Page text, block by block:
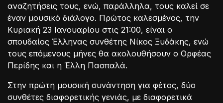
αναζητήσεις τους, ενώ, παράλληλα, τους καλεί σε
έναν μουσικό διάλογο. Πρώτος καλεσμένος, την
Κυριακή 23 Ιανουαρίου στις 21:00, είναι ο
σπουδαίος Έλληνας συνθέτης Νίκος Ξυδάκης, ενώ
τους επόμενους μήνες θα ακολουθήσουν ο Ορφέας
Περίδης και η Έλλη Πασπαλά.
Στην πρώτη μουσική συνάντηση για φέτος, δύο
συνθέτες διαφορετικής γενιάς, με διαφορετικά